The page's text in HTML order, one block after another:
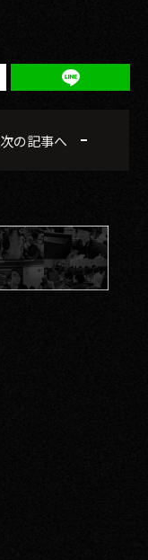
次の記事へ